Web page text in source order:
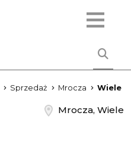
Sprzedaż Mrocza Wiele
Mrocza, Wiele